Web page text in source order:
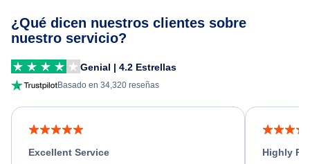
¿Qué dicen nuestros clientes sobre
nuestro servicio?
Genial | 4.2 Estrellas
Basado en 34,320 reseñas
Excellent Service
Highly